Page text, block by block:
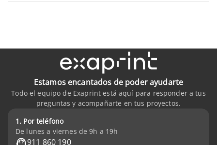
Estamos encantados de poder ayudarte
Todo el equipo de Exaprint está aquí para responder a tus
preguntas y acompañarte en tus proyectos.
1. Por teléfono
De lunes a viernes de 9h a 19h
911 860 190